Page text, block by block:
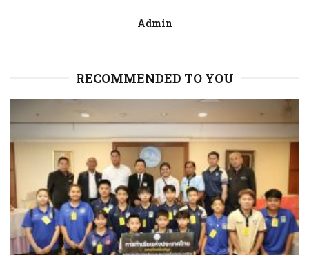
Admin
RECOMMENDED TO YOU